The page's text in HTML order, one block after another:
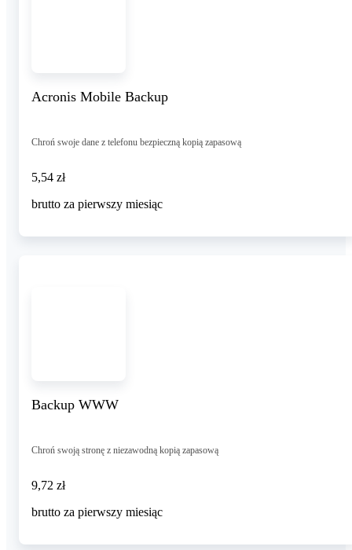
Acronis Mobile Backup
Chroń swoje dane z telefonu bezpieczną kopią zapasową
5,54 zł
5,54 zł
brutto za pierwszy miesiąc
Backup WWW
Chroń swoją stronę z niezawodną kopią zapasową
9,72 zł
9,72 zł
brutto za pierwszy miesiąc